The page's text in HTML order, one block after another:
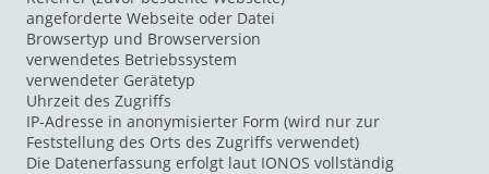
angeforderte Webseite oder Datei
Browsertyp und Browserversion
verwendetes Betriebssystem
verwendeter Gerätetyp
Uhrzeit des Zugriffs
IP-Adresse in anonymisierter Form (wird nur zur
Feststellung des Orts des Zugriffs verwendet)
Die Datenerfassung erfolgt laut IONOS vollständig